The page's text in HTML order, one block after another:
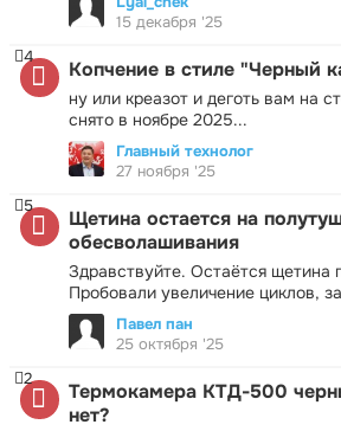
15 декабря '25
Копчение в стиле "Черный
ну или креазот и деготь вам на
снято в ноябре 2025...
4
Главный технолог
27 ноября '25
Щетина остается на
обесволашивания
Здравствуйте. Остаётся щетина
Пробовали увеличение циклов,
5
Павел пан
25 октября '25
Термокамера КТД-500
нет?
2